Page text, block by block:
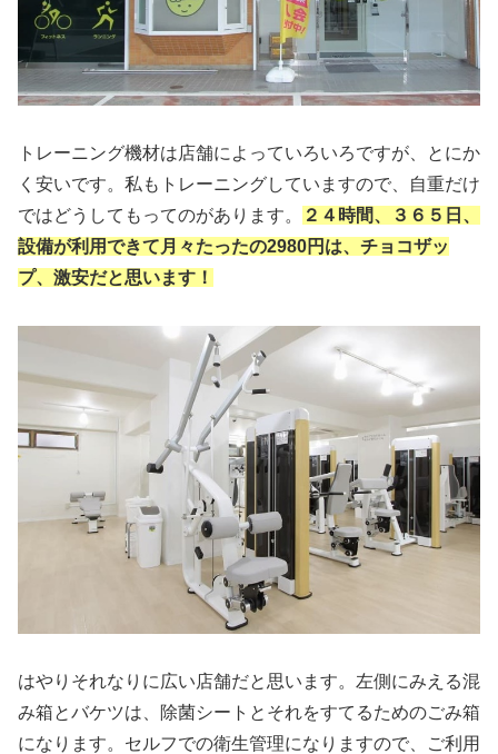
トレーニング機材は店舗によっていろいろですが、とにか
く安いです。私もトレーニングしていますので、自重だけ
ではどうしてもってのがあります。
２４時間、３６５日、
設備が利用できて月々たったの2980円は、チョコザッ
プ、激安だと思います！
はやりそれなりに広い店舗だと思います。左側にみえる混
み箱とバケツは、除菌シートとそれをすてるためのごみ箱
になります。セルフでの衛生管理になりますので、ご利用